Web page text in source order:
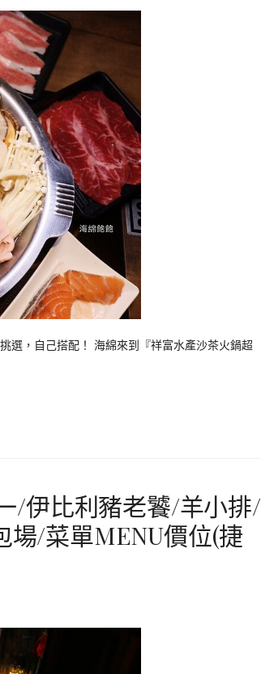
選，自己搭配！ 海綿來到『祥富水產沙茶火鍋超
/伊比利豬老饕/羊小排/
/菜單MENU價位(捷